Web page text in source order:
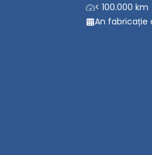
< 100.000 km
An fabricație